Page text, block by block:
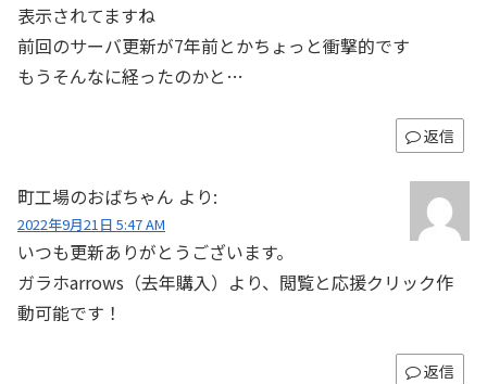
表示されてますね
前回のサーバ更新が7年前とかちょっと衝撃的です
もうそんなに経ったのかと…
返信
町工場のおばちゃん より:
2022年9月21日 5:47 AM
いつも更新ありがとうございます。
ガラホarrows（去年購入）より、閲覧と応援クリック作
動可能です！
返信